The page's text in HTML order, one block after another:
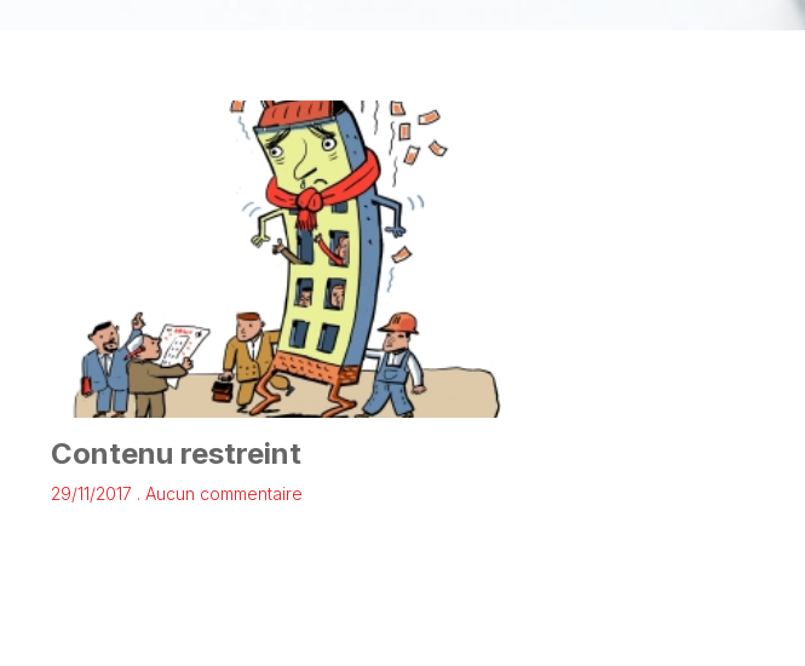
Contenu restreint
29/11/2017 Aucun commentaire